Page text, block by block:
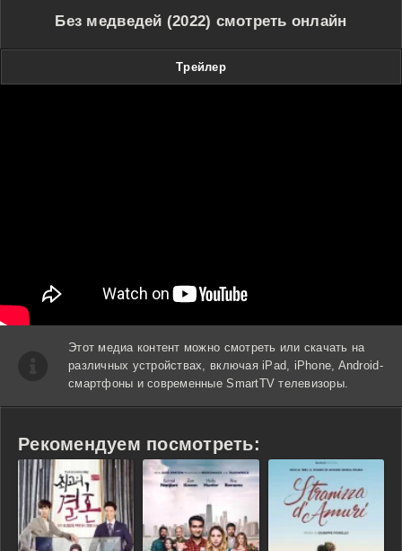
Без медведей (2022) смотреть онлайн
Трейлер
Этот медиа контент можно смотреть или скачать на
различных устройствах, включая iPad, iPhone, Android-
смартфоны и современные SmartTV телевизоры.
Рекомендуем посмотреть: